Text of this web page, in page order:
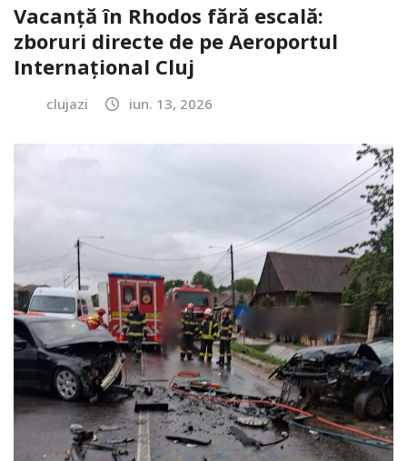
Vacanță în Rhodos fără escală:
zboruri directe de pe Aeroportul
Internațional Cluj
clujazi iun. 13, 2026